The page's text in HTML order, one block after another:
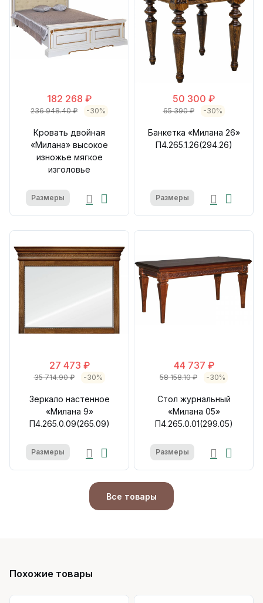
182 268 ₽
236 948.40 ₽ -30%
Кровать двойная
«Милана» высокое
изножье мягкое
изголовье
Размеры
50 300 ₽
65 390 ₽ -30%
Банкетка «Милана 26»
П4.265.1.26(294.26)
Размеры
27 473 ₽
35 714.90 ₽ -30%
Зеркало настенное
«Милана 9»
П4.265.0.09(265.09)
Размеры
44 737 ₽
58 158.10 ₽ -30%
Стол журнальный
«Милана 05»
П4.265.0.01(299.05)
Размеры
Все товары
Похожие товары